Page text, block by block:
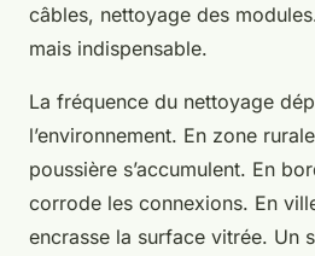
câbles, nettoyage des
mais indispensable.
La fréquence du nettoyage
l’environnement. En zone
poussière s’accumulent. En
corrode les connexions. En
encrasse la surface vitrée. Un